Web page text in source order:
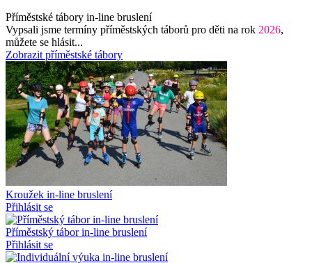
Příměstské tábory in-line bruslení
Vypsali jsme termíny příměstských táborů pro děti na rok 2026,
můžete se hlásit...
Zobrazit příměstské tábory
Kroužek in-line bruslení
Přihlásit se
Příměstský tábor in-line bruslení
Přihlásit se